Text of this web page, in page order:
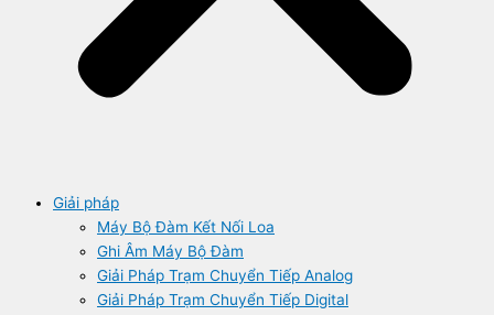
Giải pháp
Máy Bộ Đàm Kết Nối Loa
Ghi Âm Máy Bộ Đàm
Giải Pháp Trạm Chuyển Tiếp Analog
Giải Pháp Trạm Chuyển Tiếp Digital